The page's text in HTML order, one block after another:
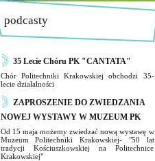
podcasty
35 Lecie Chóru PK "CANTATA"
Chór Politechniki Krakowskiej obchodzi 35-
lecie działalności
ZAPROSZENIE DO ZWIEDZANIA
NOWEJ WYSTAWY W MUZEUM PK
Od 15 maja możemy zwiedzać nową wystawę w
Muzeum Politechniki Krakowskiej- "50 lat
tradycji Kościuszkowskiej na Politechnice
Krakowskiej"